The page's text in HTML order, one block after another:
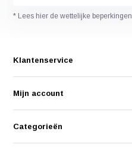
* Lees hier de wettelijke beperkingen
Klantenservice
Mijn account
Categorieën